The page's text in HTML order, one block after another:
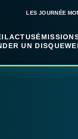
LES JOURNÉE
ACTUS
UN DISQUE